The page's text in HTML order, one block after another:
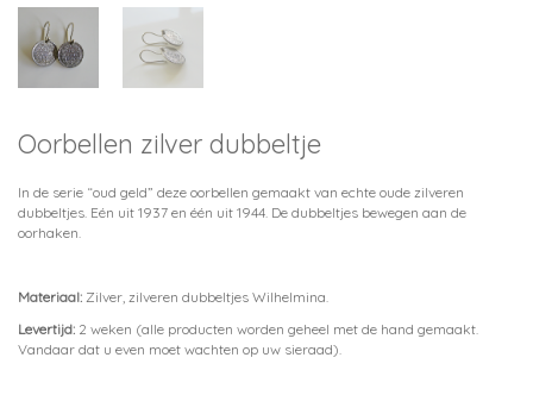
Oorbellen zilver dubbeltje
In de serie “oud geld” deze oorbellen gemaakt van echte oude zilveren
dubbeltjes. Eén uit 1937 en één uit 1944. De dubbeltjes bewegen aan de
oorhaken.
Materiaal: Zilver, zilveren dubbeltjes Wilhelmina.
Levertijd: 2 weken (alle producten worden geheel met de hand gemaakt.
Vandaar dat u even moet wachten op uw sieraad).